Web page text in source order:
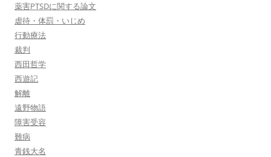
薬害PTSDに関する論文
虐待・体罰・いじめ
行動療法
裁判
西田哲学
西遊記
解離
遠野物語
障害受容
難病
青銭大名